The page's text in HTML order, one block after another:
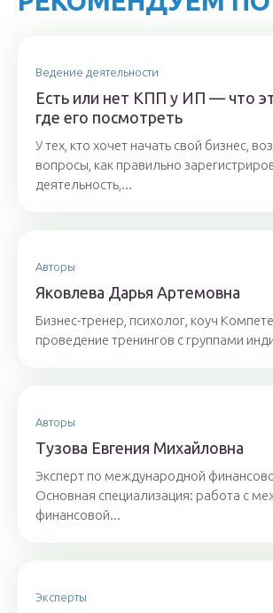
Ведение деятельности
Есть или нет КПП у ИП — что
где его посмотреть
У тех, кто хочет начать свой бизнес,
вопросы, как правильно
деятельность,...
Авторы
Якoвлeвa Дapья Aртeмoвнa
Бизнес-тренер, психолог, коуч
проведение тренингов с группами
Авторы
Тyзoвa Eвгения Михaйлoвнa
Эксперт по международной
Основная специализация: работа с
финансовой...
Эксперты